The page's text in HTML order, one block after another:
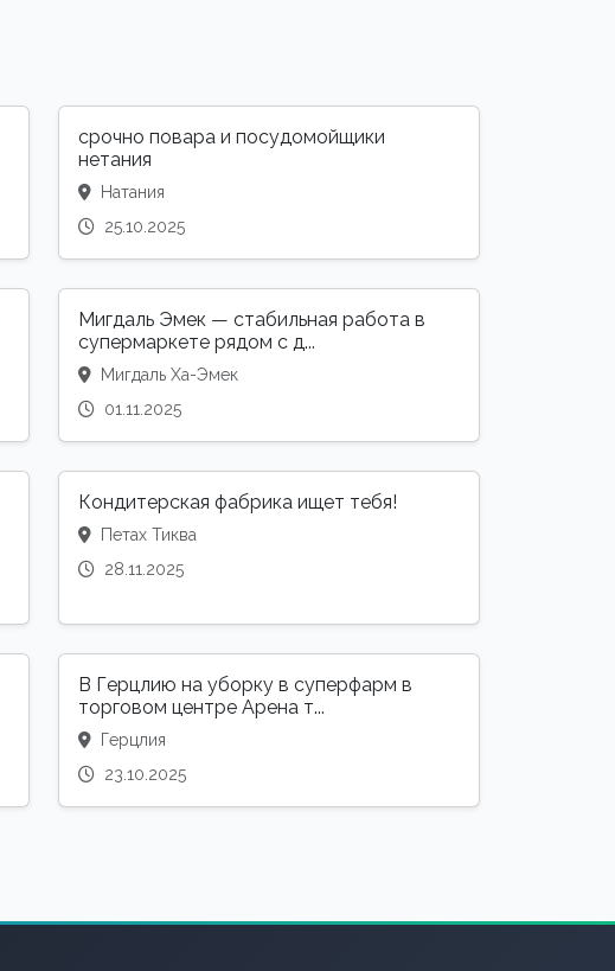
срочно повара и посудомойщики
нетания
Натания
25.10.2025
Мигдаль Эмек — стабильная работа в
супермаркете рядом с д...
Мигдаль Ха-Эмек
01.11.2025
Кондитерская фабрика ищет тебя!
Петах Тиква
28.11.2025
В Герцлию на уборку в суперфарм в
торговом центре Арена т...
Герцлия
23.10.2025